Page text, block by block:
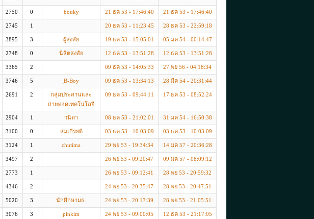
2750 0 bouky 21 ธค 53 - 17:46:40 21 ธค 53 - 17:46:40
2745 1 20 ธค 53 - 11:23:45 28 ธค 53 - 22:59:18
3895 3 ผู้สงสัย 19 ธค 53 - 15:05:01 05 มค 54 - 00:14:47
2748 0 นิสิตสงสัย 12 ธค 53 - 13:51:28 12 ธค 53 - 13:51:28
3365 2 09 ธค 53 - 14:05:33 27 พย 56 - 04:18:34
3746 5 ฺB-Boy 09 ธค 53 - 13:34:13 28 มีค 54 - 20:31:44
2691 2
กลุ่มประสานและ
ถ่ายทอดเทคโนโลยี
09 ธค 53 - 09:44:11 17 ธค 53 - 08:52:24
2904 1 วนิดา 08 ธค 53 - 21:02:01 31 มค 54 - 16:50:38
3100 0 สมเกีรยติ 03 ธค 53 - 10:03:09 03 ธค 53 - 10:03:09
3124 1 chutima 29 พย 53 - 19:34:34 14 มค 57 - 20:36:28
3497 2 26 พย 53 - 09:20:47 09 มค 57 - 08:09:12
2773 1 26 พย 53 - 09:12:41 28 พย 53 - 20:59:32
4346 2 24 พย 53 - 20:35:47 28 พย 53 - 20:47:51
5020 3 นักศึกษามธ. 24 พย 53 - 20:17:39 28 พย 53 - 21:05:51
3076 3 pinkim 24 พย 53 - 09:00:05 12 ธค 53 - 21:17:05